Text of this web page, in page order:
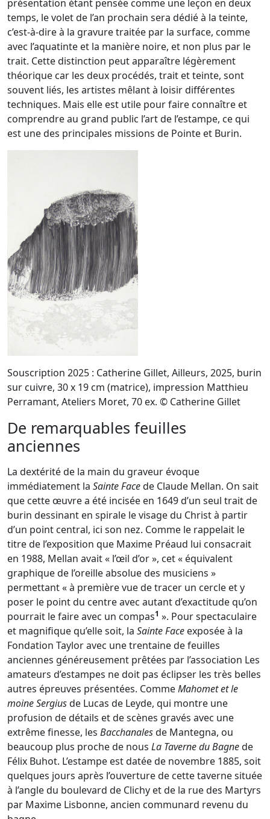
présentation étant pensée comme une leçon en deux
temps, le volet de l’an prochain sera dédié à la teinte,
c’est-à-dire à la gravure traitée par la surface, comme
avec l’aquatinte et la manière noire, et non plus par le
trait. Cette distinction peut apparaître légèrement
théorique car les deux procédés, trait et teinte, sont
souvent liés, les artistes mêlant à loisir différentes
techniques. Mais elle est utile pour faire connaître et
comprendre au grand public l’art de l’estampe, ce qui
est une des principales missions de Pointe et Burin.
Souscription 2025 : Catherine Gillet, Ailleurs, 2025, burin
sur cuivre, 30 x 19 cm (matrice), impression Matthieu
Perramant, Ateliers Moret, 70 ex. © Catherine Gillet
De remarquables feuilles
anciennes
La dextérité de la main du graveur évoque
immédiatement la Sainte Facede Claude Mellan. On sait
que cette œuvre a été incisée en 1649 d’un seul trait de
burin dessinant en spirale le visage du Christ à partir
d’un point central, ici son nez. Comme le rappelait le
titre de l’exposition que Maxime Préaud lui consacrait
en 1988, Mellan avait « l’œil d’or », cet « équivalent
graphique de l’oreille absolue des musiciens »
permettant « à première vue de tracer un cercle et y
poser le point du centre avec autant d’exactitude qu’on
pourrait le faire avec un compas1 ». Pour spectaculaire
et magnifique qu’elle soit, la Sainte Face exposée à la
Fondation Taylor avec une trentaine de feuilles
anciennes généreusement prêtées par l’association Les
amateurs d’estampes ne doit pas éclipser les très belles
autres épreuves présentées. CommeMahometet le
moine Sergiusde Lucas de Leyde, qui montre une
profusion de détails et de scènes gravés avec une
extrême finesse, les Bacchanalesde Mantegna, ou
beaucoup plus proche de nous La Taverne du Bagnede
Félix Buhot. L’estampe est datée de novembre 1885, soit
quelques jours après l’ouverture de cette taverne située
à l’angle du boulevard de Clichy et de la rue des Martyrs
par Maxime Lisbonne, ancien communard revenu du